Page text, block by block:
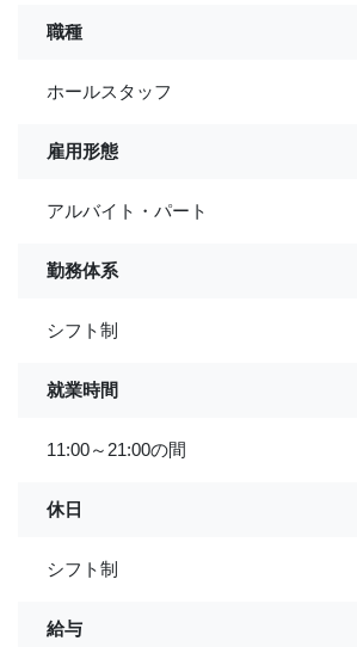
職種
ホールスタッフ
雇用形態
アルバイト・パート
勤務体系
シフト制
就業時間
11:00～21:00の間
休日
シフト制
給与